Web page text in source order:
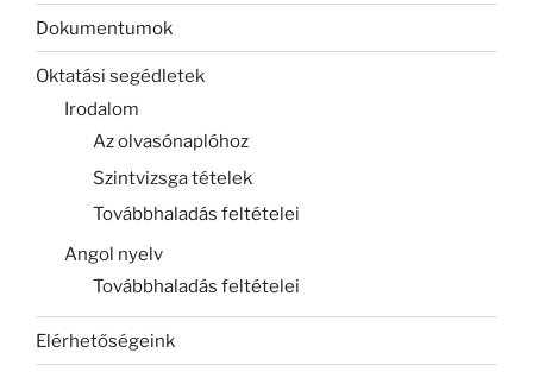
Dokumentumok
Oktatási segédletek
Irodalom
Az olvasónaplóhoz
Szintvizsga tételek
Továbbhaladás feltételei
Angol nyelv
Továbbhaladás feltételei
Elérhetőségeink